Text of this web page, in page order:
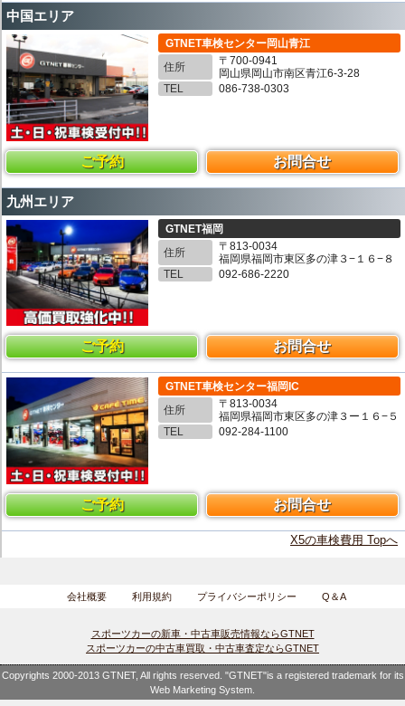
中国エリア
GTNET車検センター岡山青江
住所
〒700-0941
岡山県岡山市南区青江6-3-28
TEL
086-738-0303
ご予約 お問合せ
九州エリア
GTNET福岡
住所
〒813-0034
福岡県福岡市東区多の津３−１６−８
TEL
092-686-2220
ご予約 お問合せ
GTNET車検センター福岡IC
住所
〒813-0034
福岡県福岡市東区多の津３ー１６−５
TEL
092-284-1100
ご予約 お問合せ
X5の車検費用 Topへ
会社概要 利用規約 プライバシーポリシー Q＆A
スポーツカーの新車・中古車販売情報ならGTNET
スポーツカーの中古車買取・中古車査定ならGTNET
Copyrights 2000-2013 GTNET, All rights reserved. "GTNET"is a registered trademark for its
Web Marketing System.